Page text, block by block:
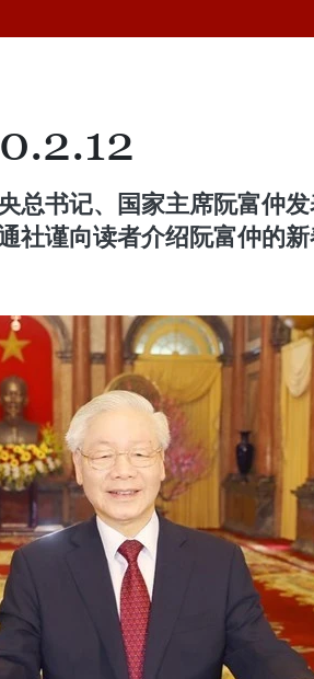
总书记、国家主席阮富仲
社谨向读者介绍阮富仲的新